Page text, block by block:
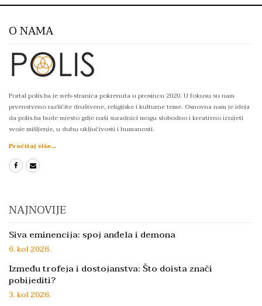
O NAMA
Portal polis.ba je web-stranica pokrenuta u prosincu 2020. U fokusu su nam
prvenstveno različite društvene, religijske i kulturne teme. Osnovna nam je ideja
da polis.ba bude mjesto gdje naši suradnici mogu slobodno i kreativno iznijeti
svoje mišljenje, u duhu uključivosti i humanosti.
Pročitaj više...
NAJNOVIJE
Siva eminencija: spoj anđela i demona
6. kol 2026.
Između trofeja i dostojanstva: Što doista znači
pobijediti?
3. kol 2026.